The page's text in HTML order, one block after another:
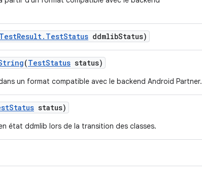
TestResult. TestStatus ddmlibStatus)
(TestStatus status)
un format compatible avec le backend Android Partner.
Status status)
état ddmlib lors de la transition des classes.